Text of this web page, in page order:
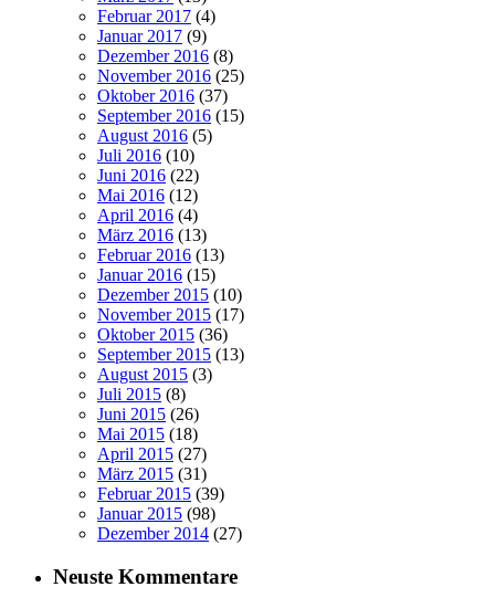
Februar 2017 (4)
Januar 2017 (9)
Dezember 2016 (8)
November 2016 (25)
Oktober 2016 (37)
September 2016 (15)
August 2016 (5)
Juli 2016 (10)
Juni 2016 (22)
Mai 2016 (12)
April 2016 (4)
März 2016 (13)
Februar 2016 (13)
Januar 2016 (15)
Dezember 2015 (10)
November 2015 (17)
Oktober 2015 (36)
September 2015 (13)
August 2015 (3)
Juli 2015 (8)
Juni 2015 (26)
Mai 2015 (18)
April 2015 (27)
März 2015 (31)
Februar 2015 (39)
Januar 2015 (98)
Dezember 2014 (27)
Neuste Kommentare